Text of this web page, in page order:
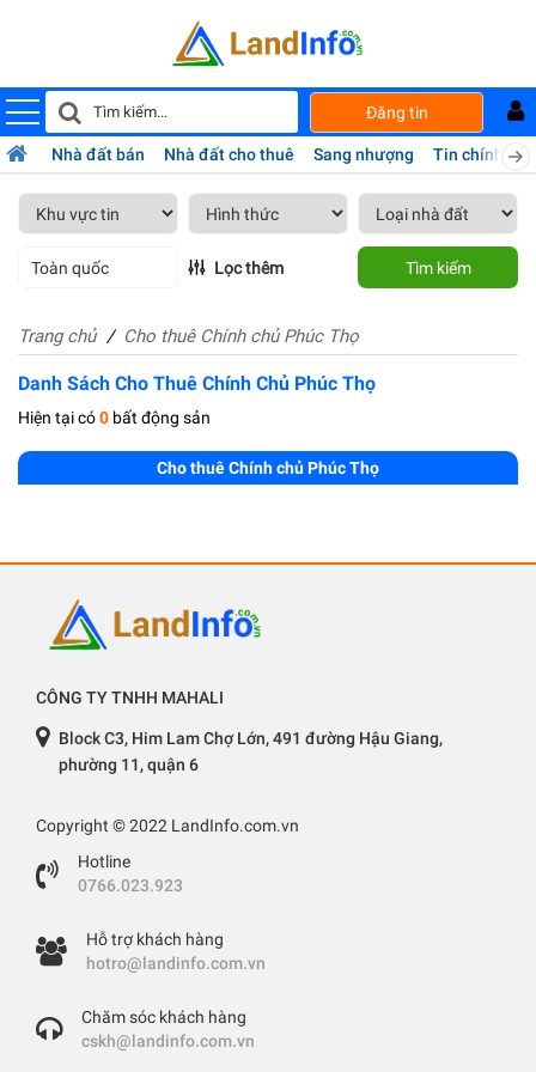
Đăng tin
Nhà đất bán Nhà đất cho thuê Sang nhượng Tin chính chủ
Toàn quốc Lọc thêm Tìm kiếm
Trang chủ Cho thuê Chính chủ Phúc Thọ
Danh Sách Cho Thuê Chính Chủ Phúc Thọ
Hiện tại có0 bất động sản
Cho thuê Chính chủ Phúc Thọ
CÔNG TY TNHH MAHALI
Block C3, Him Lam Chợ Lớn, 491 đường Hậu Giang,
phường 11, quận 6
Copyright © 2022 LandInfo.com.vn
Hotline
0766.023.923
Hỗ trợ khách hàng
hotro@landinfo.com.vn
Chăm sóc khách hàng
cskh@landinfo.com.vn